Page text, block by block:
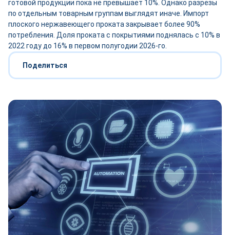
готовой продукции пока не превышает 10%. Однако разрезы
по отдельным товарным группам выглядят иначе. Импорт
плоского нержавеющего проката закрывает более 90%
потребления. Доля проката с покрытиями поднялась с 10% в
2022 году до 16% в первом полугодии 2026-го.
Поделиться